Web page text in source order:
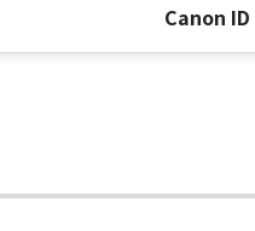
Canon ID